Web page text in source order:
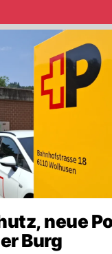
neue
Burg